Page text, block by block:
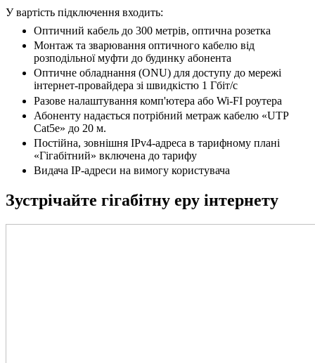
У вартість підключення входить:
Оптичний кабель до 300 метрів, оптична розетка
Монтаж та зварювання оптичного кабелю від
розподільної муфти до будинку абонента
Оптичне обладнання (ONU) для доступу до мережі
інтернет-провайдера зі швидкістю 1 Гбіт/с
Разове налаштування комп'ютера або Wi-FI роутера
Абоненту надається потрібний метраж кабелю «UTP
Cat5e» до 20 м.
Постійна, зовнішня IPv4-адреса в тарифному плані
«Гігабітний» включена до тарифу
Видача IP-адреси на вимогу користувача
Зустрічайте гігабітну еру інтернету